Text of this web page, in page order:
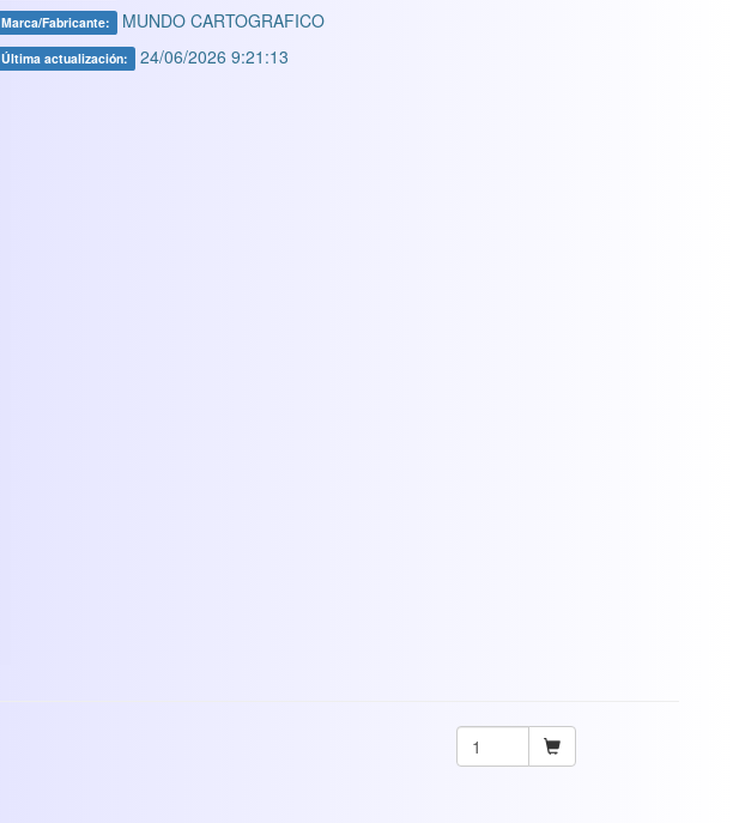
Marca/Fabricante: MUNDO CARTOGRAFICO
Última actualización: 24/06/2026 9:21:13